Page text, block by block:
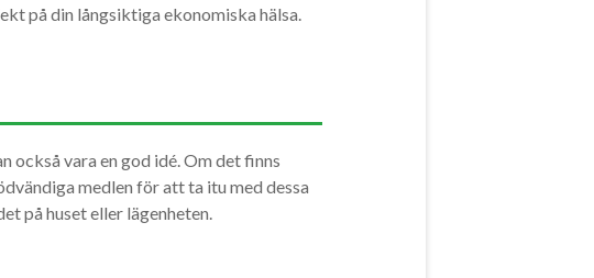
på din långsiktiga ekonomiska hälsa.
vara en god idé. Om det finns
medlen för att ta itu med dessa
på huset eller lägenheten.